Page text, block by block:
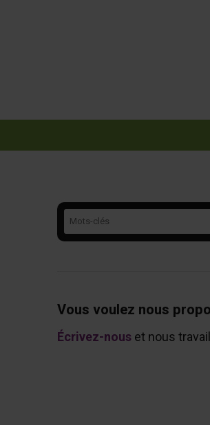
Vous voulez nous
Écrivez-nouset nous